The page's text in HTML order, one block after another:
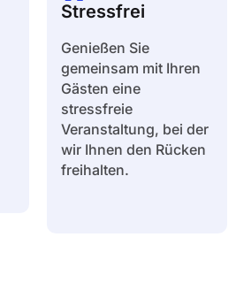
Stressfrei
Genießen Sie
gemeinsam mit Ihren
Gästen eine
stressfreie
Veranstaltung, bei der
wir Ihnen den Rücken
freihalten.